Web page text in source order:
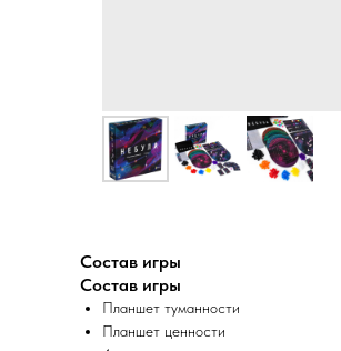
Состав игры
Состав игры
Планшет туманности
Планшет ценности